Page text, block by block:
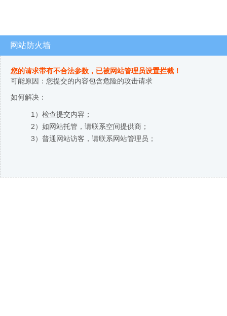
网站防火墙
您的请求带有不合法参数，已被网站管理员设置拦截！
可能原因：您提交的内容包含危险的攻击请求
如何解决：
1）检查提交内容；
2）如网站托管，请联系空间提供商；
3）普通网站访客，请联系网站管理员；